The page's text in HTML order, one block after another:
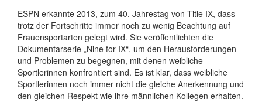
ESPN erkannte 2013, zum 40. Jahrestag von Title IX, dass
trotz der Fortschritte immer noch zu wenig Beachtung auf
Frauensportarten gelegt wird. Sie veröffentlichten die
Dokumentarserie „Nine for IX“, um den Herausforderungen
und Problemen zu begegnen, mit denen weibliche
Sportlerinnen konfrontiert sind. Es ist klar, dass weibliche
Sportlerinnen noch immer nicht die gleiche Anerkennung und
den gleichen Respekt wie ihre männlichen Kollegen erhalten.